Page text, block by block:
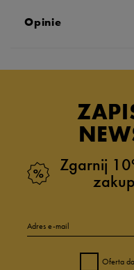
Opinie
Zgarnij
Adres e-mail
Oferta